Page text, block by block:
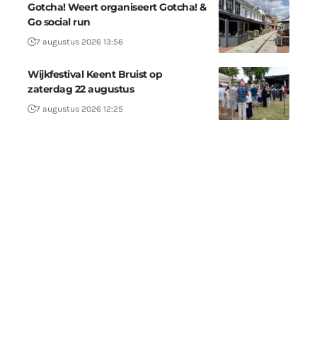
Gotcha! Weert organiseert Gotcha! &
Go social run
7 augustus 2026 13:56
Wijkfestival Keent Bruist op
zaterdag 22 augustus
7 augustus 2026 12:25